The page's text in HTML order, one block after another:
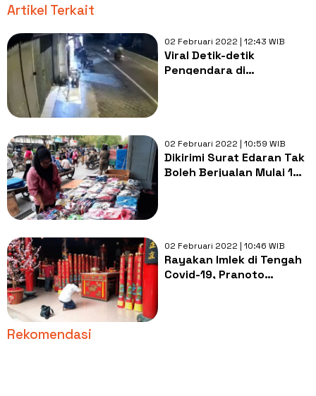
Artikel Terkait
02 Februari 2022 | 12:43 WIB
Viral Detik-detik
Pengendara di
02 Februari 2022 | 10:59 WIB
Dikirimi Surat Edaran Tak
Boleh Berjualan Mulai 1
02 Februari 2022 | 10:46 WIB
Rayakan Imlek di Tengah
Covid-19, Pranoto
Rekomendasi